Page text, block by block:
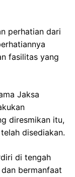
perhatian dari
fasilitas yang
Jaksa
diresmikan itu,
disediakan.
di tengah
bermanfaat